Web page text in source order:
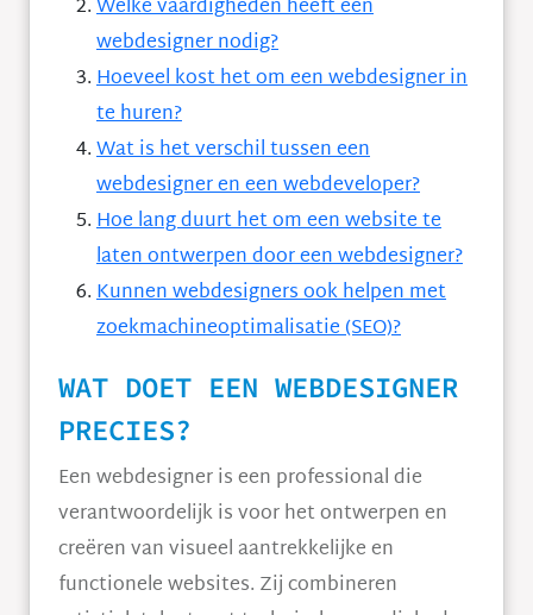
Welke vaardigheden heeft een
webdesigner nodig?
Hoeveel kost het om een webdesigner in
te huren?
Wat is het verschil tussen een
webdesigner en een webdeveloper?
Hoe lang duurt het om een website te
laten ontwerpen door een webdesigner?
Kunnen webdesigners ook helpen met
zoekmachineoptimalisatie (SEO)?
WAT DOET EEN WEBDESIGNER
PRECIES?
Een webdesigner is een professional die
verantwoordelijk is voor het ontwerpen en
creëren van visueel aantrekkelijke en
functionele websites. Zij combineren